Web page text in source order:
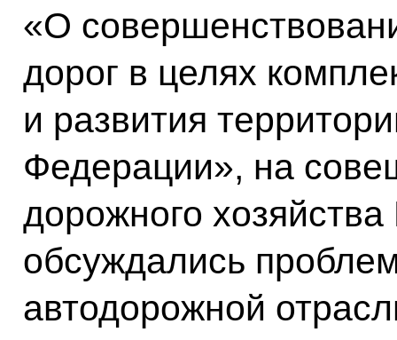
«О
дорог в целях
и развития
Федерации», на
дорожного
обсуждались
автодорожной